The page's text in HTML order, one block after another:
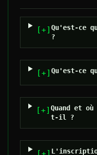
[+] Qu'est-ce
?
[+] Qu'est-ce
[+] Quand et
t-il ?